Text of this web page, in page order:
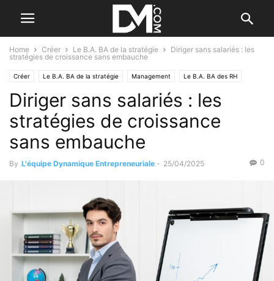
Home Créer Le B.A. BA de la stratégie
Diriger sans salariés : les
stratégies de croissance sans embauche
Créer Le B.A. BA de la stratégie Management Le B.A. BA des RH
Salaire & Cotisations sociales
Diriger sans salariés : les
stratégies de croissance
sans embauche
By L'équipe Dynamique Entrepreneuriale - 25/04/2025 0